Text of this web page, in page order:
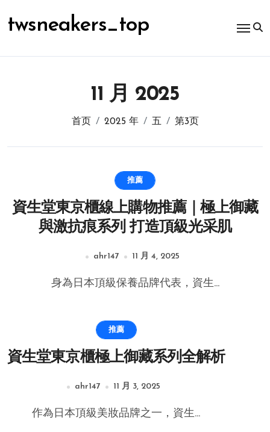
容
twsneakers_top
11 月 2025
首页 2025 年 五 第3页
推薦
資生堂東京櫃線上購物推薦｜極上御藏
與激抗痕系列 打造頂級光采肌
ahr147 11 月 4, 2025
身為日本頂級保養品牌代表，資生...
推薦
資生堂東京櫃極上御藏系列全解析
ahr147 11 月 3, 2025
作為日本頂級美妝品牌之一，資生...